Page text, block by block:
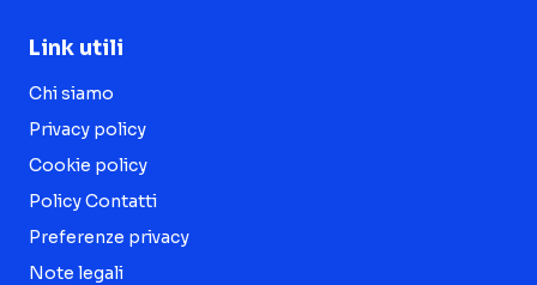
Link utili
Chi siamo
Privacy policy
Cookie policy
Policy Contatti
Preferenze privacy
Note legali